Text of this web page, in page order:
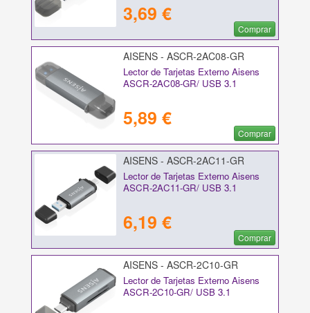
3,69 €
Comprar
AISENS - ASCR-2AC08-GR
Lector de Tarjetas Externo Aisens
ASCR-2AC08-GR/ USB 3.1
5,89 €
Comprar
AISENS - ASCR-2AC11-GR
Lector de Tarjetas Externo Aisens
ASCR-2AC11-GR/ USB 3.1
6,19 €
Comprar
AISENS - ASCR-2C10-GR
Lector de Tarjetas Externo Aisens
ASCR-2C10-GR/ USB 3.1